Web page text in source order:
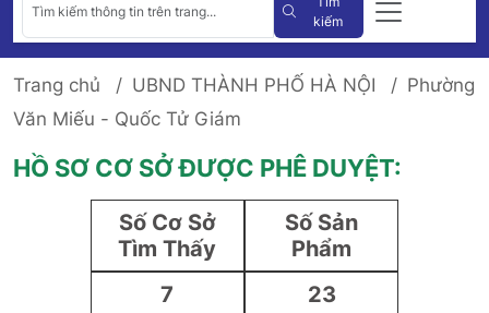
kiếm
Trang chủ UBND THÀNH PHỐ HÀ NỘI
Phường
Văn Miếu - Quốc Tử Giám
HỒ SƠ CƠ SỞ ĐƯỢC PHÊ DUYỆT:
Số Cơ Sở
Tìm Thấy
7
Số Sản
Phẩm
23